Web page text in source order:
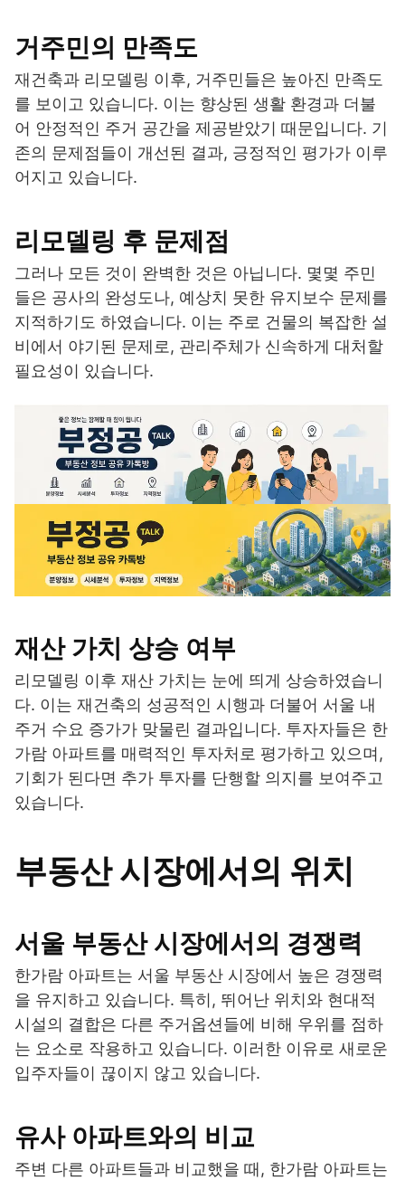
거주민의 만족도
재건축과 리모델링 이후, 거주민들은 높아진 만족도
를 보이고 있습니다. 이는 향상된 생활 환경과 더불
어 안정적인 주거 공간을 제공받았기 때문입니다. 기
존의 문제점들이 개선된 결과, 긍정적인 평가가 이루
어지고 있습니다.
리모델링 후 문제점
그러나 모든 것이 완벽한 것은 아닙니다. 몇몇 주민
들은 공사의 완성도나, 예상치 못한 유지보수 문제를
지적하기도 하였습니다. 이는 주로 건물의 복잡한 설
비에서 야기된 문제로, 관리주체가 신속하게 대처할
필요성이 있습니다.
재산 가치 상승 여부
리모델링 이후 재산 가치는 눈에 띄게 상승하였습니
다. 이는 재건축의 성공적인 시행과 더불어 서울 내
주거 수요 증가가 맞물린 결과입니다. 투자자들은 한
가람 아파트를 매력적인 투자처로 평가하고 있으며,
기회가 된다면 추가 투자를 단행할 의지를 보여주고
있습니다.
부동산 시장에서의 위치
서울 부동산 시장에서의 경쟁력
한가람 아파트는 서울 부동산 시장에서 높은 경쟁력
을 유지하고 있습니다. 특히, 뛰어난 위치와 현대적
시설의 결합은 다른 주거옵션들에 비해 우위를 점하
는 요소로 작용하고 있습니다. 이러한 이유로 새로운
입주자들이 끊이지 않고 있습니다.
유사 아파트와의 비교
주변 다른 아파트들과 비교했을 때, 한가람 아파트는